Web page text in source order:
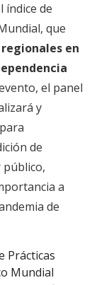
índice de
que
en
el panel
y
de
público,
a
de
Prácticas
Mundial